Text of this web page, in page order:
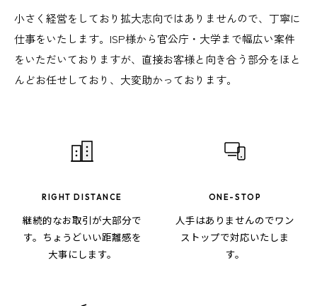
小さく経営をしており拡大志向ではありませんので、丁寧に
仕事をいたします。ISP様から官公庁・大学まで幅広い案件
をいただいておりますが、直接お客様と向き合う部分をほと
んどお任せしており、大変助かっております。
RIGHT DISTANCE
継続的なお取引が大部分で
す。ちょうどいい距離感を
大事にします。
ONE-STOP
人手はありませんのでワン
ストップで対応いたしま
す。